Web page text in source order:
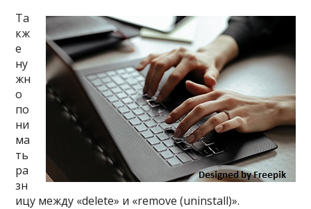
Та
кж
е
ну
жн
о
по
ни
ма
ть
ра
зн
ицу между «delete» и «remove (uninstall)».